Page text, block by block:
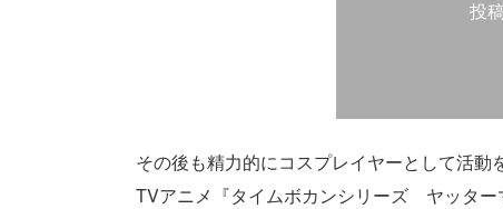
投
その後も精力的にコスプレイヤーとして活動
TVアニメ『タイムボカンシリーズ ヤッター